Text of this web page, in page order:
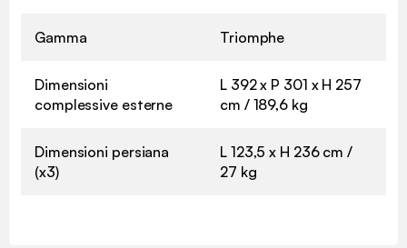
Gamma Triomphe
Dimensioni
complessive esterne
L 392 x P 301 x H 257
cm / 189,6 kg
Dimensioni persiana
(x3)
L 123,5 x H 236 cm /
27 kg